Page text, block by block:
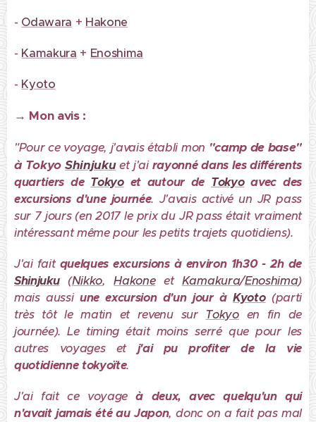
- Odawara + Hakone
- Kamakura + Enoshima
- Kyoto
→ Mon avis :
"Pour ce voyage, j'avais établi mon "camp de base"
à TokyoShinjukuet j'airayonné dans les différents
quartiers de Tokyoet autour de Tokyoavec des
excursions d'une journée. J'avais activé un JR pass
sur 7 jours (en 2017 le prix du JR pass était vraiment
intéressant même pour les petits trajets quotidiens).
J'ai fait quelques excursions à environ 1h30 - 2h de
Shinjuku(Nikko,Hakoneet Kamakura/Enoshima)
mais aussi une excursion d'un jour àKyoto (parti
très tôt le matin et revenu sur Tokyoen fin de
journée). Le timing était moins serré que pour les
autres voyages et j'ai pu profiter de la vie
quotidienne tokyoïte.
J'ai fait ce voyageà deux, avec quelqu'un qui
n'avait jamais été au Japon, donc on a fait pas mal